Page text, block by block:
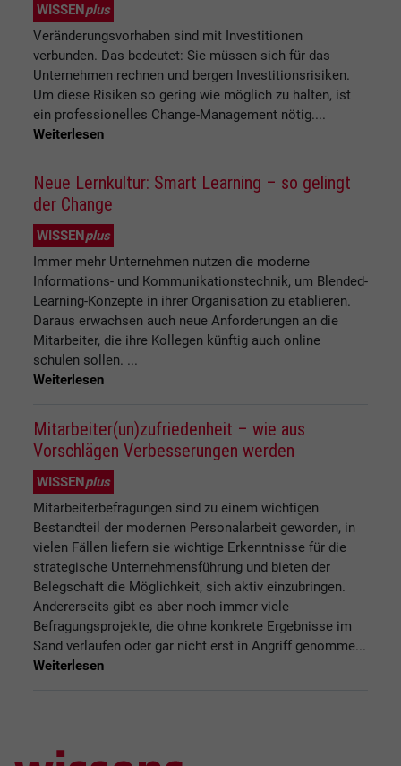
WISSENplus
Veränderungsvorhaben sind mit Investitionen
verbunden. Das bedeutet: Sie müssen sich für das
Unternehmen rechnen und bergen Investitionsrisiken.
Um diese Risiken so gering wie möglich zu halten, ist
ein professionelles Change-Management nötig....
Weiterlesen
Neue Lernkultur: Smart Learning – so gelingt
der Change
WISSEN plus
Immer mehr Unternehmen nutzen die moderne
Informations- und Kommunikationstechnik, um Blended-
Learning-Konzepte in ihrer Organisation zu etablieren.
Daraus erwachsen auch neue Anforderungen an die
Mitarbeiter, die ihre Kollegen künftig auch online
schulen sollen. ...
Weiterlesen
Mitarbeiter(un)zufriedenheit – wie aus
Vorschlägen Verbesserungen werden
WISSENplus
Mitarbeiterbefragungen sind zu einem wichtigen
Bestandteil der modernen Personalarbeit geworden, in
vielen Fällen liefern sie wichtige Erkenntnisse für die
strategische Unternehmensführung und bieten der
Belegschaft die Möglichkeit, sich aktiv einzubringen.
Andererseits gibt es aber noch immer viele
Befragungsprojekte, die ohne konkrete Ergebnisse im
Sand verlaufen oder gar nicht erst in Angriff genomme...
Weiterlesen